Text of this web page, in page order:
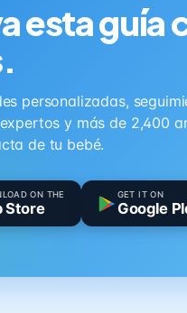
esta guía
personalizadas,
y más de 2,400
de tu bebé.
ON THE
Store
GET IT ON
Google